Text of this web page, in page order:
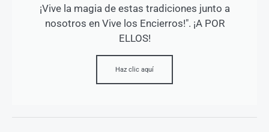
¡Vive la magia de estas tradiciones junto a
nosotros en Vive los Encierros!". ¡A POR
ELLOS!
Haz clic aquí